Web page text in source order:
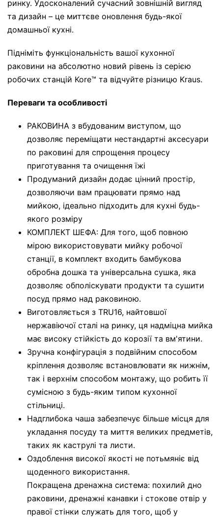
ринку. Удосконалений сучасний зовнішній вигляд
та дизайн – це миттєве оновлення будь-якої
домашньої кухні.
Підніміть функціональність вашої кухонної
раковини на абсолютно новий рівень із серією
робочих станцій Kore™ та відчуйте різницю Kraus.
Переваги та особливості
РАКОВИНА з вбудованим виступом, що
дозволяє переміщати нестандартні аксесуари
по раковині для спрощення процесу
приготування та очищення їжі
Продуманий дизайн додає цінний простір,
дозволяючи вам працювати прямо над
мийкою, ідеально підходить для кухні будь-
якого розміру
КОМПЛЕКТ ШЕФА: Для того, щоб повною
мірою використовувати мийку робочої
станції, в комплект входить бамбукова
обробна дошка та універсальна сушка, яка
дозволяє обполіскувати продукти та сушити
посуд прямо над раковиною.
Виготовляється з TRU16, найтовшої
нержавіючої сталі на ринку, ця надміцна мийка
має високу стійкість до корозії та вм'ятини.
Зручна конфігурація з подвійним способом
кріплення дозволяє встановлювати як нижнім,
так і верхнім способом монтажу, що робить її
сумісною з будь-яким типом кухонної
стільниці.
Надглибока чаша забезпечує більше місця для
укладання посуду та миття великих предметів,
таких як каструлі та листи.
Оздоблення високої якості не потьмяніє від
щоденного використання.
Покращена дренажна система: похилий дно
раковини, дренажні канавки і стокове отвір у
правої стінки служать для того, щоб у